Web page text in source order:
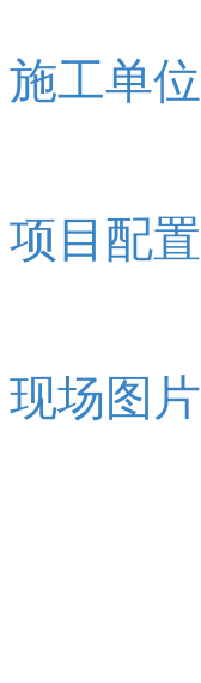
施工单位
项目配置
现场图片